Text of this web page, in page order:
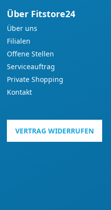
Über Fitstore24
Über uns
Filialen
Offene Stellen
Serviceauftrag
Private Shopping
Kontakt
VERTRAG WIDERRUFEN